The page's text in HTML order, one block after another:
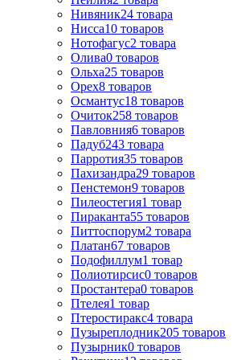
Нивяник24 товара
Нисса10 товаров
Нотофагус2 товара
Олива0 товаров
Ольха25 товаров
Орех8 товаров
Османтус18 товаров
Очиток258 товаров
Павловния6 товаров
Падуб243 товара
Парротия35 товаров
Пахизандра29 товаров
Пенстемон9 товаров
Пилеостегия1 товар
Пираканта55 товаров
Питтоспорум2 товара
Платан67 товаров
Подофиллум1 товар
Полиотирсис0 товаров
Простантера0 товаров
Птелея1 товар
Птеростиракс4 товара
Пузыреплодник205 товаров
Пузырник0 товаров